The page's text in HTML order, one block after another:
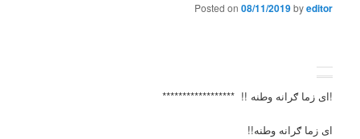
Posted on 08/11/2019byeditor
!ای زما ګرانه وطنه !! ******************
ای زما ګرانه وطنه!!